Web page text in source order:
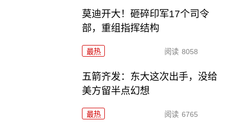
莫迪开大！砸碎印军17个司令
部，重组指挥结构
最热 阅读 8058
五箭齐发：东大这次出手，没给
美方留半点幻想
最热 阅读 6765